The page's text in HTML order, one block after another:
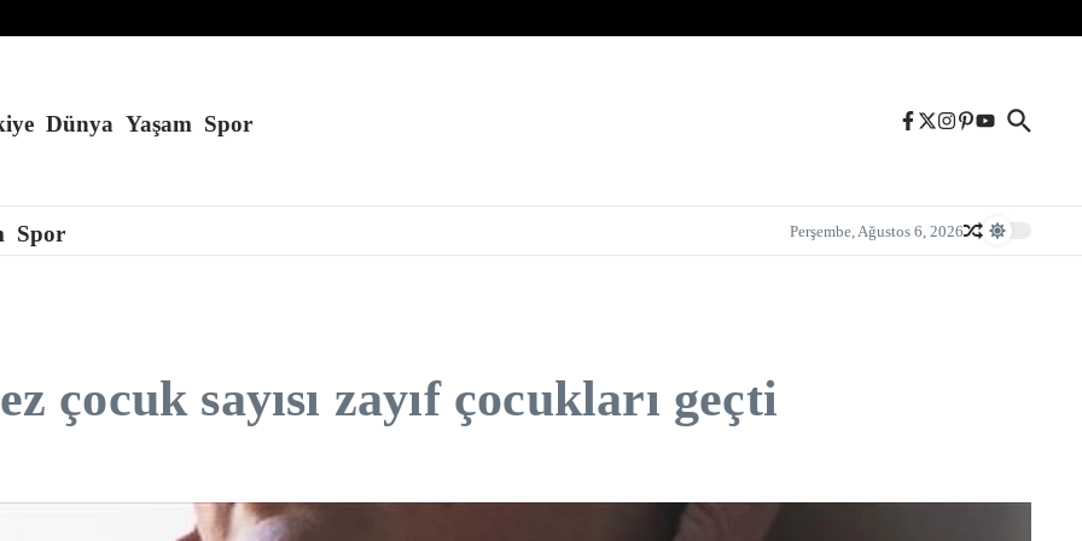
planlıyor
Dünya Yaşam Spor
Spor Perşembe, Ağustos 6, 2026
çocuk sayısı zayıf çocukları geçti